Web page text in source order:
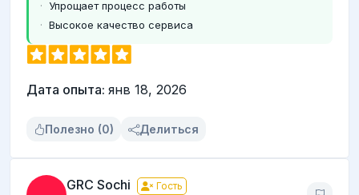
Упрощает процесс работы
Высокое качество сервиса
Дата опыта: янв 18, 2026
Полезно (0) Делиться
GRC Sochi Гость